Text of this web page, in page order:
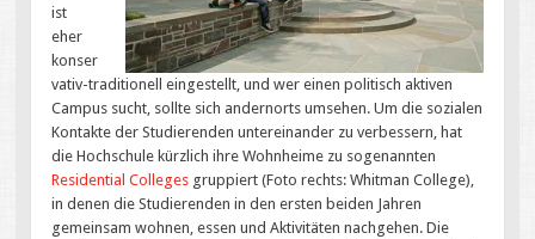
ist
eher
konser
vativ-traditionell eingestellt, und wer einen politisch aktiven
Campus sucht, sollte sich andernorts umsehen. Um die sozialen
Kontakte der Studierenden untereinander zu verbessern, hat
die Hochschule kürzlich ihre Wohnheime zu sogenannten
Residential Colleges gruppiert (Foto rechts: Whitman College),
in denen die Studierenden in den ersten beiden Jahren
gemeinsam wohnen, essen und Aktivitäten nachgehen. Die